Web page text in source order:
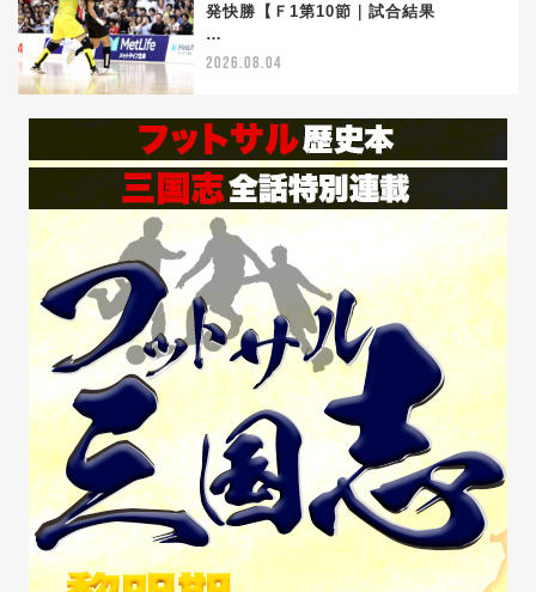
発快勝【Ｆ1第10節｜試合結果
…
2026.08.04